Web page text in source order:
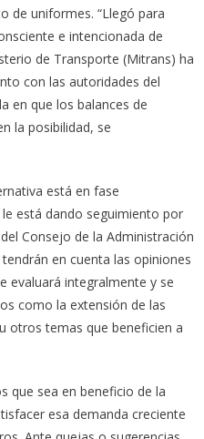
de uniformes. “Llegó para
e intencionada de
de Transporte (Mitrans) ha
con las autoridades del
en que los balances de
la posibilidad, se
está en fase
está dando seguimiento por
Consejo de la Administración
en cuenta las opiniones
evaluará integralmente y se
como la extensión de las
otros temas que beneficien a
que sea en beneficio de la
esa demanda creciente